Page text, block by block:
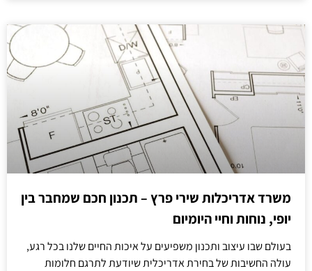
משרד אדריכלות שירי פרץ – תכנון חכם שמחבר בין
יופי, נוחות וחיי היומיום
בעולם שבו עיצוב ותכנון משפיעים על איכות החיים שלנו בכל רגע,
עולה החשיבות של בחירת אדריכלית שיודעת לתרגם חלומות